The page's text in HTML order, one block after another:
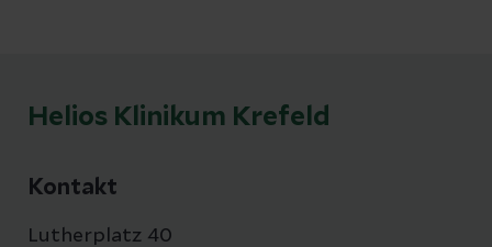
Helios Klinikum Krefeld
Kontakt
Lutherplatz 40